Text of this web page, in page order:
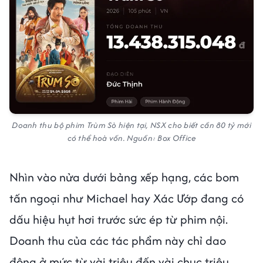
Doanh thu bộ phim Trùm Sò hiện tại, NSX cho biết cần 80 tỷ mới
có thể hoà vốn. Nguồn: Box Office
Nhìn vào nửa dưới bảng xếp hạng, các bom
tấn ngoại như Michael hay Xác Ướp đang có
dấu hiệu hụt hơi trước sức ép từ phim nội.
Doanh thu của các tác phẩm này chỉ dao